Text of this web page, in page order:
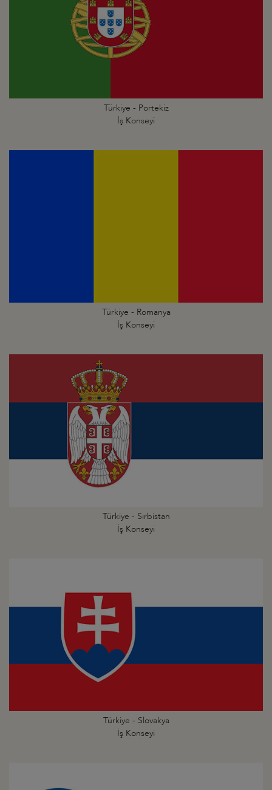
Türkiye - Portekiz
İş Konseyi
Türkiye - Romanya
İş Konseyi
Türkiye - Sırbistan
İş Konseyi
Türkiye - Slovakya
İş Konseyi